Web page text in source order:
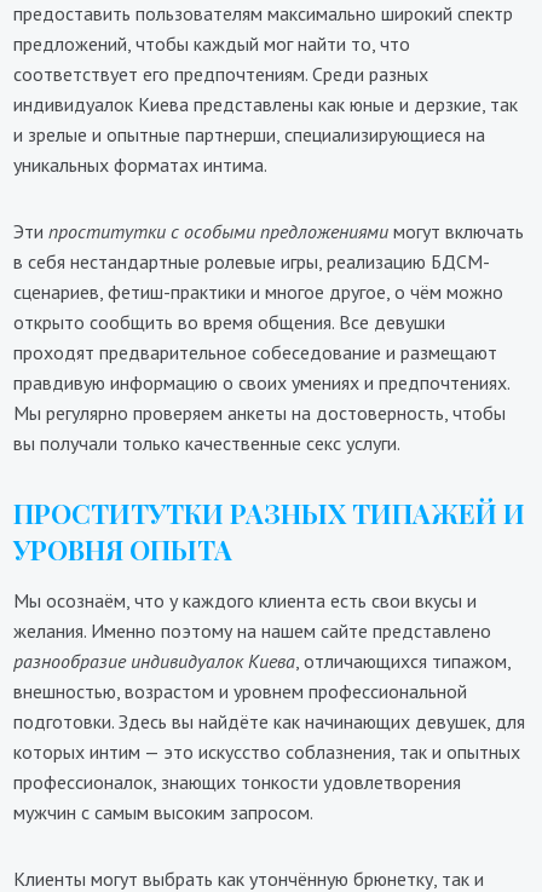
предоставить пользователям максимально широкий спектр
предложений, чтобы каждый мог найти то, что
соответствует его предпочтениям. Среди разных
индивидуалок Киева представлены как юные и дерзкие, так
и зрелые и опытные партнерши, специализирующиеся на
уникальных форматах интима.
Этипроститутки с особыми предложениями могут включать
в себя нестандартные ролевые игры, реализацию БДСМ-
сценариев, фетиш-практики и многое другое, о чём можно
открыто сообщить во время общения. Все девушки
проходят предварительное собеседование и размещают
правдивую информацию о своих умениях и предпочтениях.
Мы регулярно проверяем анкеты на достоверность, чтобы
вы получали только качественные секс услуги.
ПРОСТИТУТКИ РАЗНЫХ ТИПАЖЕЙ И
УРОВНЯ ОПЫТА
Мы осознаём, что у каждого клиента есть свои вкусы и
желания. Именно поэтому на нашем сайте представлено
разнообразие индивидуалок Киева, отличающихся типажом,
внешностью, возрастом и уровнем профессиональной
подготовки. Здесь вы найдёте как начинающих девушек, для
которых интим — это искусство соблазнения, так и опытных
профессионалок, знающих тонкости удовлетворения
мужчин с самым высоким запросом.
Клиенты могут выбрать как утончённую брюнетку, так и